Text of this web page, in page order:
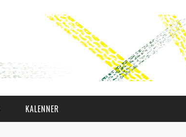
KALENNER